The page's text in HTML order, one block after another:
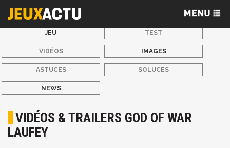
JEU TEST
VIDÉOS IMAGES
ASTUCES SOLUCES
NEWS
VIDÉOS & TRAILERS GOD OF WAR
LAUFEY